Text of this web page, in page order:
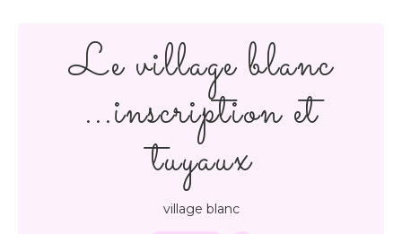
Le village blanc
...inscription et
tuyaux
village blanc